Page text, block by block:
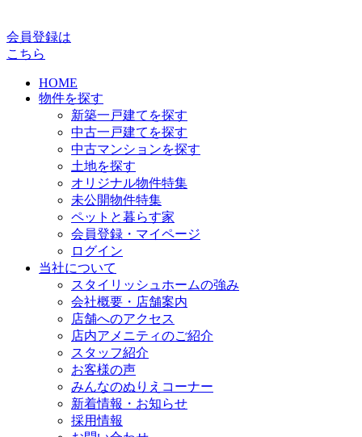
会員登録は
こちら
HOME
物件を探す
新築一戸建てを探す
中古一戸建てを探す
中古マンションを探す
土地を探す
オリジナル物件特集
未公開物件特集
ペットと暮らす家
会員登録・マイページ
ログイン
当社について
スタイリッシュホームの強み
会社概要・店舗案内
店舗へのアクセス
店内アメニティのご紹介
スタッフ紹介
お客様の声
みんなのぬりえコーナー
新着情報・お知らせ
採用情報